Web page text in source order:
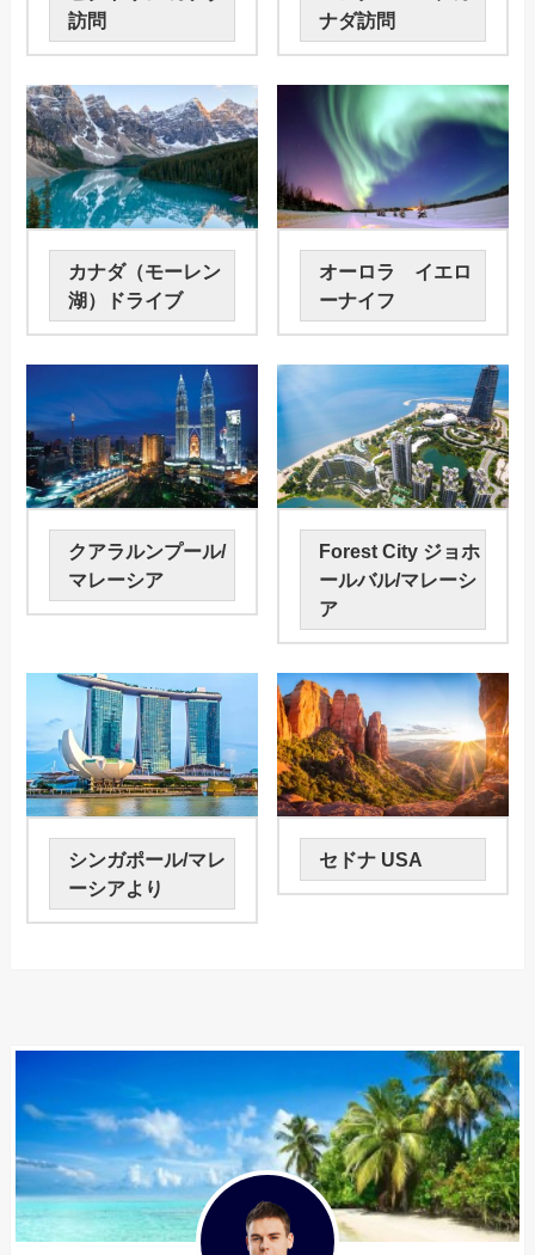
訪問
ナダ訪問
カナダ（モーレン
湖）ドライブ
オーロラ イエロ
ーナイフ
クアラルンプール/
マレーシア
Forest City ジョホ
ールバル/マレーシ
ア
シンガポール/マレ
ーシアより
セドナ USA